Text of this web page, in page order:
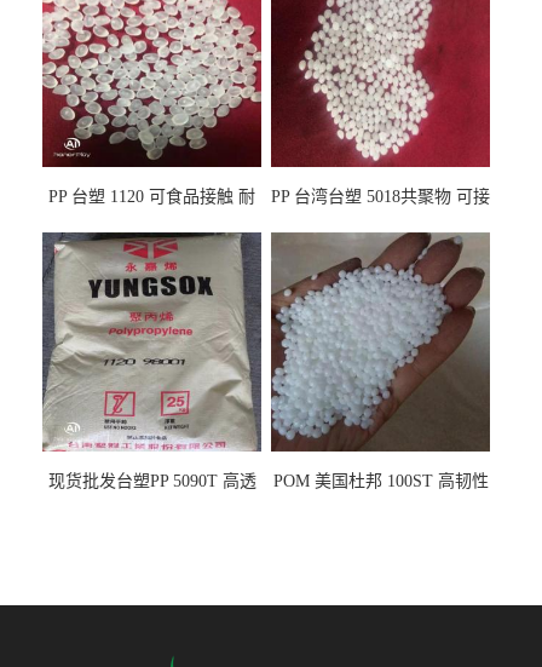
PP 台塑 1120 可食品接触 耐
PP 台湾台塑 5018共聚物 可接
现货批发台塑PP 5090T 高透
POM 美国杜邦 100ST 高韧性